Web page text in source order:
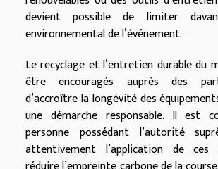
devient possible de limiter
environnemental de l’événement.
Le recyclage et l’entretien durable du
être encouragés auprès des
d’accroître la longévité des
une démarche responsable. Il est
personne possédant l’autorité
attentivement l’application de ces